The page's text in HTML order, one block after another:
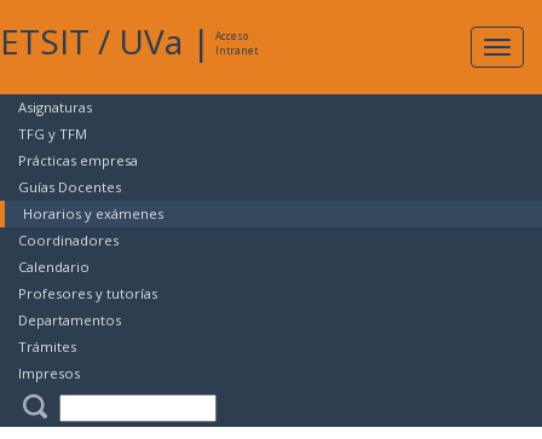
ETSIT / UVa |
Acceso
Intranet
Asignaturas
TFG y TFM
Prácticas empresa
Guías Docentes
Horarios y exámenes
Coordinadores
Calendario
Profesores y tutorías
Departamentos
Trámites
Impresos